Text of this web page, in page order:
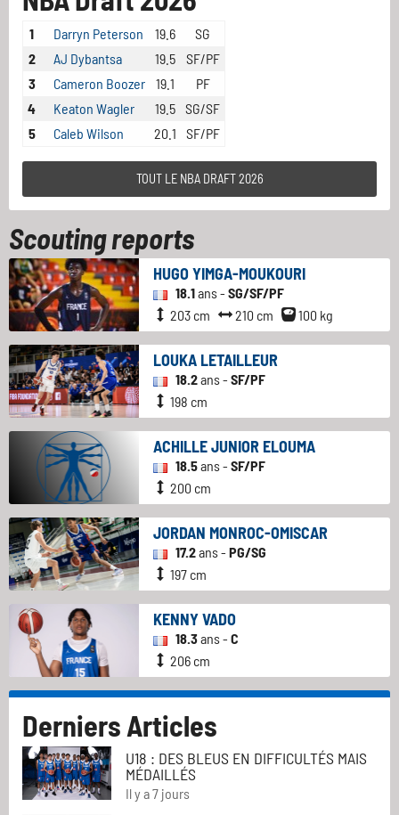
1 Darryn Peterson 19.6
SG
2
AJ Dybantsa 19.5
SF/PF
3
Cameron Boozer 19.1
PF
4
Keaton Wagler 19.5 SG/SF
5
Caleb Wilson 20.1 SF/PF
TOUT LE NBA DRAFT 2026
Scouting reports
HUGO YIMGA-MOUKOURI
18.1ans - SG/SF/PF
203 cm
210 cm 100 kg
LOUKA LETAILLEUR
18.2ans - SF/PF
198 cm
ACHILLE JUNIOR ELOUMA
18.5ans - SF/PF
200 cm
JORDAN MONROC-OMISCAR
17.2ans - PG/SG
197 cm
KENNY VADO
18.3ans - C
206 cm
Derniers Articles
U18 : DES BLEUS EN DIFFICULTÉS MAIS
MÉDAILLÉS
Il y a 7 jours